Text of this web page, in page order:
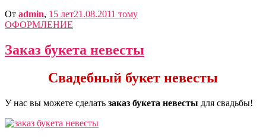
От admin, 15 лет21.08.2011 тому
ОФОРМЛЕНИЕ
Заказ букета невесты
Свадебный букет невесты
У нас вы можете сделать заказ букета невесты для свадьбы!